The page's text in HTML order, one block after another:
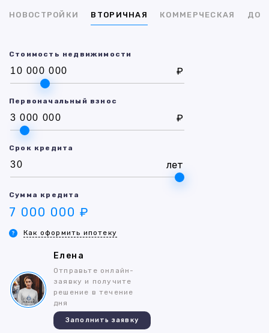
НОВОСТРОЙКИ ВТОРИЧНАЯ КОММЕРЧЕСКАЯ ДОМ
Стоимость недвижимости
₽
Первоначальный взнос
₽
Срок кредита
лет
Сумма кредита
7 000 000 ₽
Как оформить ипотеку
Елена
Отправьте онлайн-
заявку и получите
решение в течение
дня
Заполнить заявку